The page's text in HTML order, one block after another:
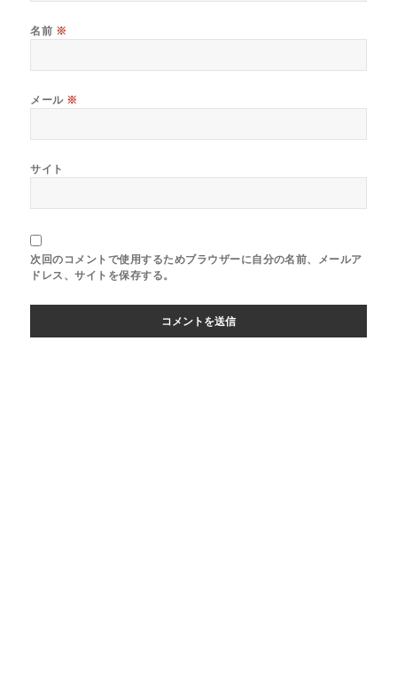
名前 ※
メール ※
サイト
次回のコメントで使用するためブラウザーに自分の名前、メールア
ドレス、サイトを保存する。